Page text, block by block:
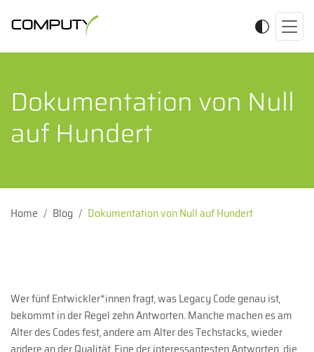
Dokumentation von Null
auf Hundert
Home Blog Dokumentation von Null auf Hundert
Wer fünf Entwickler*innen fragt, was Legacy Code genau ist,
bekommt in der Regel zehn Antworten. Manche machen es am
Alter des Codes fest, andere am Alter des Techstacks, wieder